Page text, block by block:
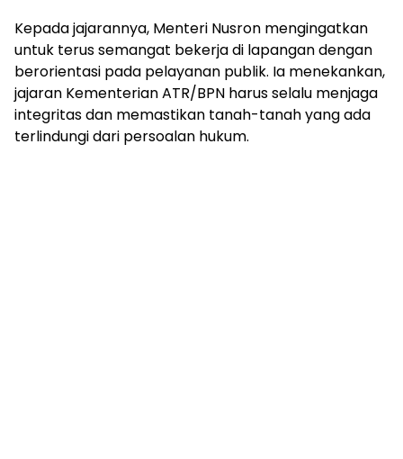
Kepada jajarannya, Menteri Nusron mengingatkan
untuk terus semangat bekerja di lapangan dengan
berorientasi pada pelayanan publik. Ia menekankan,
jajaran Kementerian ATR/BPN harus selalu menjaga
integritas dan memastikan tanah-tanah yang ada
terlindungi dari persoalan hukum.